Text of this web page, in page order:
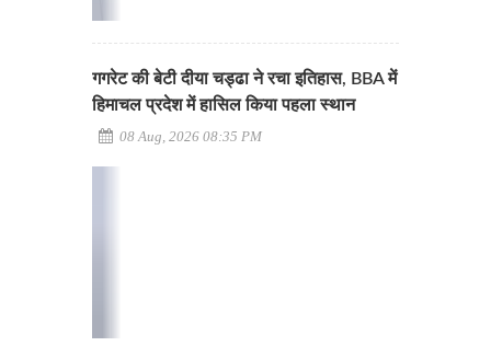
गगरेट की बेटी दीया चड्ढा ने रचा इतिहास, BBA में
हिमाचल प्रदेश में हासिल किया पहला स्थान
08 Aug, 2026 08:35 PM